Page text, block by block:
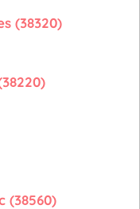
(38320)
(38560)